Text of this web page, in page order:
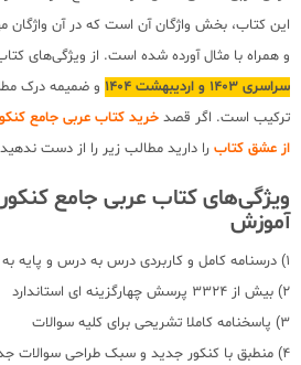
این کتاب، بخش واژگان آن است که در آن واژگان
و همراه با مثال آورده شده است. از ویژگی‌های
سراسری 1403 و اردیبهشت 1404
و ضمیمه درک
ترکیب است. اگر قصد خرید کتاب عربی جامع
از عشق کتاب را دارید مطالب زیر را از دست
ویژگی‌های کتاب عربی جامع
آموزش
1) درسنامه کامل و کاربردی درس به درس و پایه به پایه
2) بیش از 3324 پرسش چهارگزینه ای استاندارد
3) پاسخنامه کاملا تشریحی برای کلیه سوالات
4) منطبق با کنکور جدید و سبک طراحی سوالات جدید کنکور